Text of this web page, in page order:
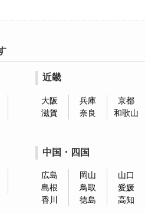
近畿
大阪 兵庫
京都
滋賀
奈良 和歌山
中国・四国
広島 岡山
山口
島根
鳥取
愛媛
香川
徳島 高知